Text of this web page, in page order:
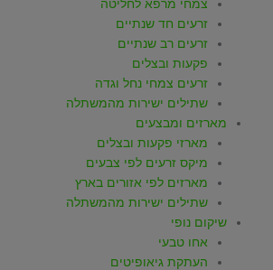
o
o
k
f
b
e
g
r
a
m
p
p
צמחי מרפא לחליטה
זרעים חד שנתיים
זרעים רב שנתיים
פקעות ובצלים
זרעים צמחי נחל וגדה
שתילים ישירות מהמשתלה
מארזים ומבצעים
מארזי פקעות ובצלים
מיקס זרעים לפי צבעים
מארזים לפי אזורים בארץ
שתילים ישירות מהמשתלה
שיקום נופי
אחו טבעי
העתקת גיאופיטים